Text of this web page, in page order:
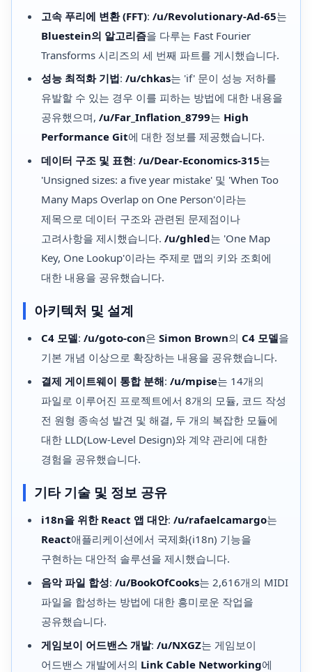
고속 푸리에 변환 (FFT): /u/Revolutionary-Ad-65는
Bluestein의 알고리즘을 다루는 Fast Fourier
Transforms 시리즈의 세 번째 파트를 게시했습니다.
성능 최적화 기법: /u/chkas는 'if' 문이 성능 저하를
유발할 수 있는 경우 이를 피하는 방법에 대한 내용을
공유했으며, /u/Far_Inflation_8799는 High
Performance Git에 대한 정보를 제공했습니다.
데이터 구조 및 표현: /u/Dear-Economics-315는
'Unsigned sizes: a five year mistake' 및 'When Too
Many Maps Overlap on One Person'이라는
제목으로 데이터 구조와 관련된 문제점이나
고려사항을 제시했습니다. /u/ghled는 'One Map
Key, One Lookup'이라는 주제로 맵의 키와 조회에
대한 내용을 공유했습니다.
아키텍처 및 설계
C4 모델: /u/goto-con은 Simon Brown의 C4 모델을
기본 개념 이상으로 확장하는 내용을 공유했습니다.
결제 게이트웨이 통합 분해: /u/mpise는 14개의
파일로 이루어진 프로젝트에서 8개의 모듈, 코드 작성
전 원형 종속성 발견 및 해결, 두 개의 복잡한 모듈에
대한 LLD(Low-Level Design)와 계약 관리에 대한
경험을 공유했습니다.
기타 기술 및 정보 공유
i18n을 위한 React 앱 대안: /u/rafaelcamargo는
React애플리케이션에서 국제화(i18n) 기능을
구현하는 대안적 솔루션을 제시했습니다.
음악 파일 합성: /u/BookOfCooks는 2,616개의 MIDI
파일을 합성하는 방법에 대한 흥미로운 작업을
공유했습니다.
게임보이 어드밴스 개발: /u/NXGZ는 게임보이
어드밴스 개발에서의 Link Cable Networking에